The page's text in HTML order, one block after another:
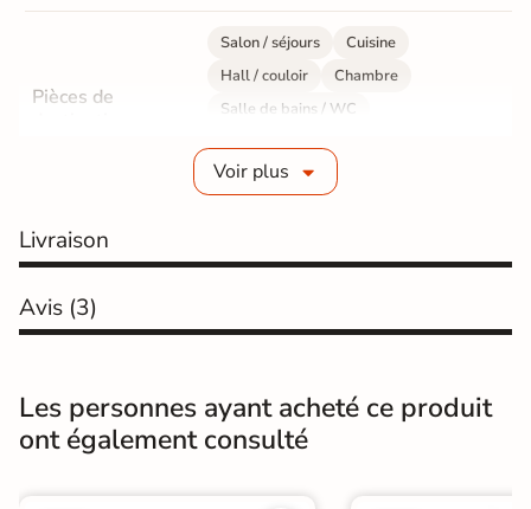
Pièces de
Salon / séjours
Cuisine
Hall / couloir
Chambre
Salle de bains / WC
Sol intérieur
Fabrication
Résistance à
Masse colorée Non
Voir plus
Livraison
Avis (3)
Les personnes ayant acheté ce produit
ont également consulté